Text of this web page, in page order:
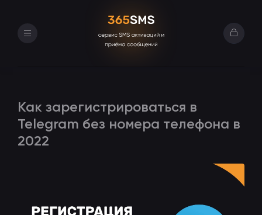
Как зарегистрироваться в
Telegram без номера телефона в
2022